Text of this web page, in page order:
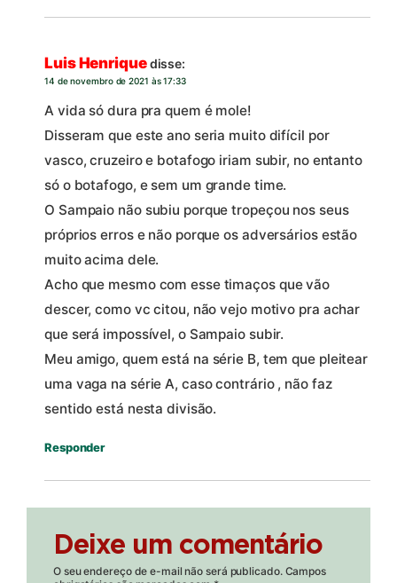
Luis Henriquedisse:
14 de novembro de 2021 às 17:33
A vida só dura pra quem é mole!
Disseram que este ano seria muito difícil por
vasco, cruzeiro e botafogo iriam subir, no entanto
só o botafogo, e sem um grande time.
O Sampaio não subiu porque tropeçou nos seus
próprios erros e não porque os adversários estão
muito acima dele.
Acho que mesmo com esse timaços que vão
descer, como vc citou, não vejo motivo pra achar
que será impossível, o Sampaio subir.
Meu amigo, quem está na série B, tem que pleitear
uma vaga na série A, caso contrário , não faz
sentido está nesta divisão.
Responder
Deixe um comentário
O seu endereço de e-mail não será publicado. Campos